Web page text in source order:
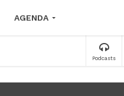
AGENDA
Podcasts